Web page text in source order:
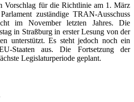
Vorschlag für die Richtlinie am 1. März
zuständige TRAN-Ausschuss
im November letzten Jahres. Die
in Straßburg in erster Lesung von der
unterstützt. Es steht jedoch noch ein
Staaten aus. Die Fortsetzung der
Legislaturperiode geplant.